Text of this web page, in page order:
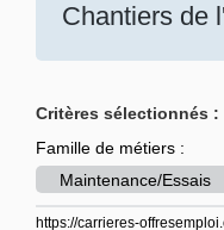
Chantiers de
Critères sélectionnés :
Famille de métiers :
Maintenance/Essais
https://carrieres-